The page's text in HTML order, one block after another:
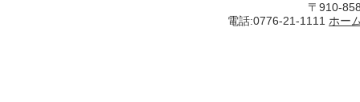
〒910-
電話:0776-21-1111 ホー